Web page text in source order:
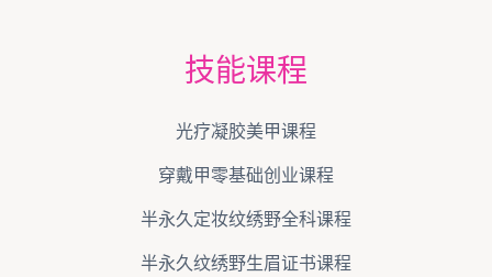
技能课程
光疗凝胶美甲课程
穿戴甲零基础创业课程
半永久定妆纹绣野全科课程
半永久纹绣野生眉证书课程